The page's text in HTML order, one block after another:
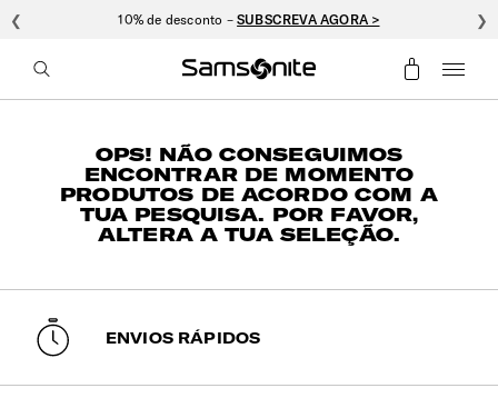
10% de desconto –SUBSCREVA AGORA >
❮ ❯
OPS! NÃO CONSEGUIMOS
ENCONTRAR DE MOMENTO
PRODUTOS DE ACORDO COM A
TUA PESQUISA. POR FAVOR,
ALTERA A TUA SELEÇÃO.
ENVIOS RÁPIDOS